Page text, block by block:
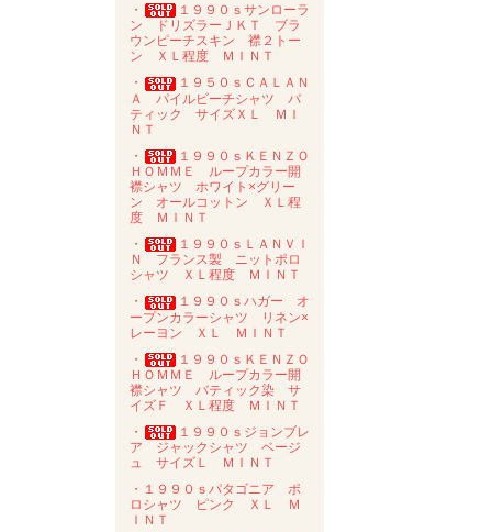
・
１９９０ｓサンローラ
ン ドリズラーＪＫＴ ブラ
ウンピーチスキン 襟２トー
ン ＸＬ程度 ＭＩＮＴ
・
１９５０ｓＣＡＬＡＮ
Ａ パイルビーチシャツ バ
ティック サイズＸＬ ＭＩ
ＮＴ
・
１９９０ｓＫＥＮＺＯ
ＨＯＭＭＥ ループカラー開
襟シャツ ホワイト×グリー
ン オールコットン ＸＬ程
度 ＭＩＮＴ
・
１９９０ｓＬＡＮＶＩ
Ｎ フランス製 ニットポロ
シャツ ＸＬ程度 ＭＩＮＴ
・
１９９０ｓハガー オ
ープンカラーシャツ リネン×
レーヨン ＸＬ ＭＩＮＴ
・
１９９０ｓＫＥＮＺＯ
ＨＯＭＭＥ ループカラー開
襟シャツ バティック染 サ
イズＦ ＸＬ程度 ＭＩＮＴ
・
１９９０ｓジョンブレ
ア ジャックシャツ ベージ
ュ サイズＬ ＭＩＮＴ
・１９９０ｓパタゴニア ポ
ロシャツ ピンク ＸＬ Ｍ
ＩＮＴ